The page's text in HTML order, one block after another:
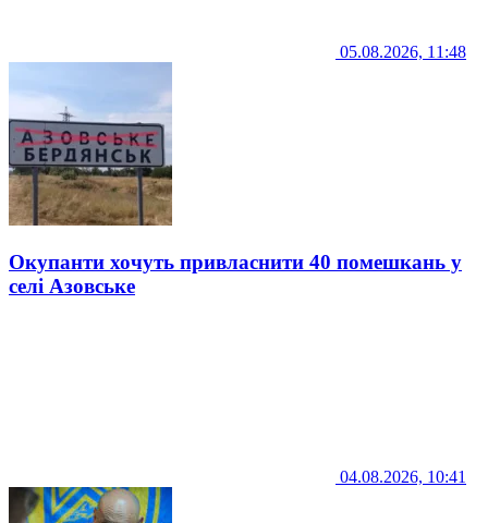
05.08.2026, 11:48
Окупанти хочуть привласнити 40 помешкань у
селі Азовське
04.08.2026, 10:41